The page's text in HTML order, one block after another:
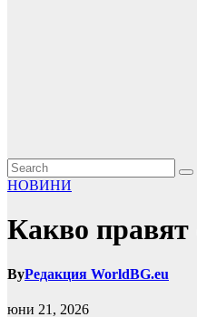
НОВИНИ
Какво правят
ByРедакция WorldBG.eu
юни 21, 2026